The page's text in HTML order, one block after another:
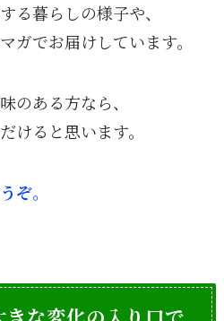
る暮らしの様子や、
ガでお届けしています。
のある方なら、
けると思います。
ぞ。